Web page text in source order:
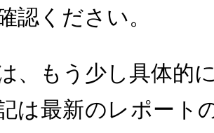
認ください。
、もう少し具体的
は最新のレポート